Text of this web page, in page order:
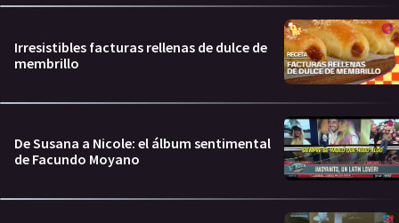
Irresistibles facturas rellenas de dulce de
membrillo
De Susana a Nicole: el álbum sentimental
de Facundo Moyano